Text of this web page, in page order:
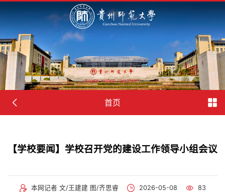
首页
【学校要闻】学校召开党的建设工作领导小组会议
本网记者 文/王建建 图/齐思睿 2026-05-08 83